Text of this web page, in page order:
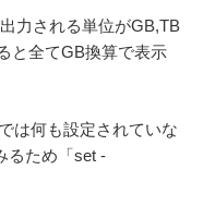
力される単位がGB,TB
と全てGB換算で表示
は何も設定されていな
るため「set -